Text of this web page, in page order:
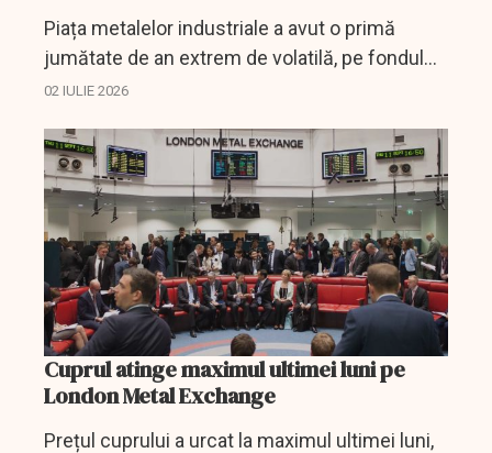
Piața metalelor industriale a avut o primă
jumătate de an extrem de volatilă, pe fondul
războiului din Golf, al incertitudinilor privind
ofertă.
02 IULIE 2026
Cuprul atinge maximul ultimei luni pe
London Metal Exchange
Prețul cuprului a urcat la maximul ultimei luni,